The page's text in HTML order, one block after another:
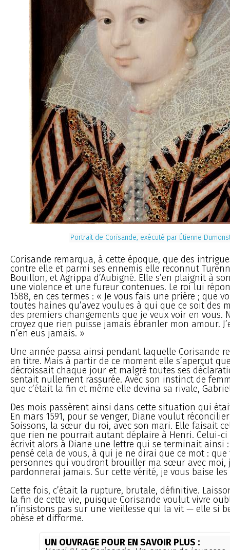
Portrait de Corisande, exécuté par Étienne
Corisande remarqua, à cette époque, que des
contre elle et parmi ses ennemis elle reconnut
Bouillon, et Agrippa d’Aubigné. Elle s’en plaignit à
une violence et une fureur contenues. Le roi lui
1588, en ces termes : « Je vous fais une prière ; que
toutes haines qu’avez voulues à qui que ce soit des
des premiers changements que je veux voir en vous.
croyez que rien puisse jamais ébranler mon amour.
n’en eus jamais. »
Une année passa ainsi pendant laquelle Corisande
en titre. Mais à partir de ce moment elle s’aperçut
décroissait chaque jour et malgré toutes ses
sentait nullement rassurée. Avec son instinct de
que c’était la fin et même elle devina sa rivale,
Des mois passèrent ainsi dans cette situation qui
En mars 1591, pour se venger, Diane voulut
Soissons, la sœur du roi, avec son mari. Elle faisait
que rien ne pourrait autant déplaire à Henri. Celui-
écrivit alors à Diane une lettre qui se terminait ainsi :
pensé cela de vous, à qui je ne dirai que ce mot :
personnes qui voudront brouiller ma sœur avec moi,
pardonnerai jamais. Sur cette vérité, je vous baise
Cette fois, c’était la rupture, brutale, définitive.
la fin de cette vie, puisque Corisande voulut vivre
n’insistons pas sur une vieillesse qui la vit — elle si
obèse et difforme.
UN OUVRAGE POUR EN SAVOIR PLUS :